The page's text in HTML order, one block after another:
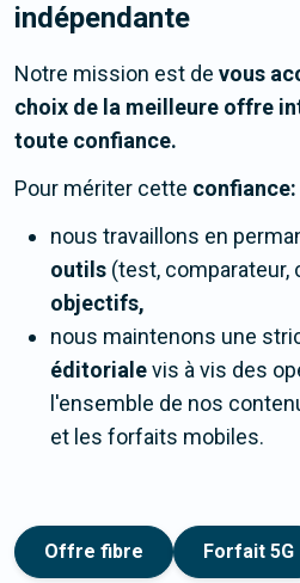
indépendante
Notre mission est de vous
choix de la meilleure offre
toute confiance.
Pour mériter cette confiance:
nous travaillons en
outils (test, comparateur,
objectifs,
nous maintenons une
éditorialevis à vis des
l'ensemble de nos
et les forfaits mobiles.
Offre fibre Forfait 5G